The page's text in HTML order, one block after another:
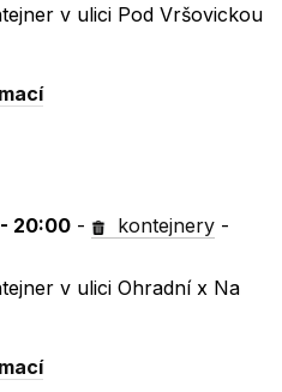
v ulici Pod Vršovickou
- 20:00 - kontejnery -
v ulici Ohradní x Na